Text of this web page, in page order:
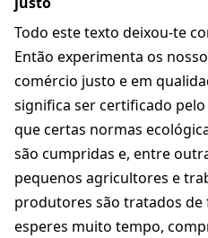
Todo este texto deixou-te
Então experimenta os
comércio justo e em
significa ser certificado
que certas normas
são cumpridas e, entre
pequenos agricultores e
produtores são tratados de
esperes muito tempo,